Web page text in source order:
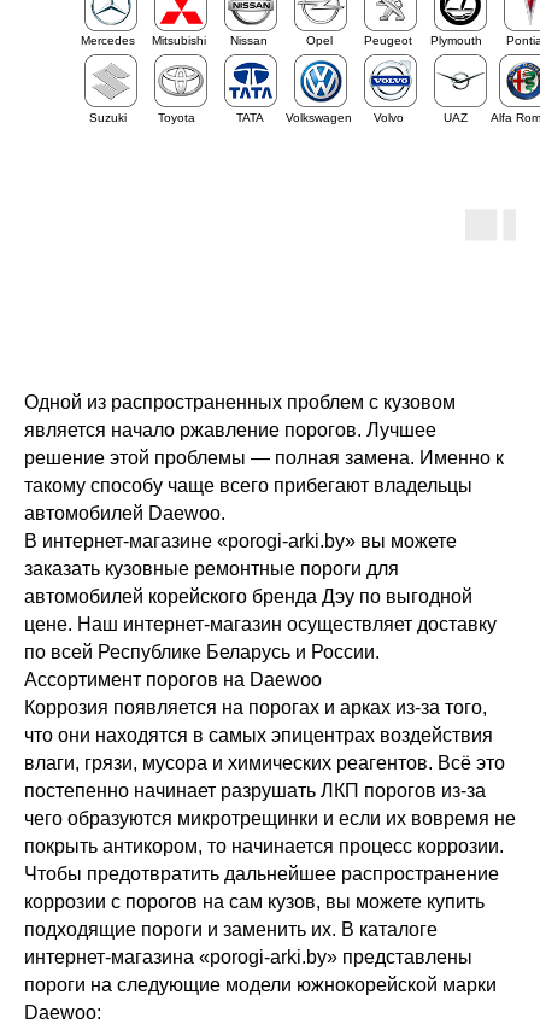
Mercedes Mitsubishi Nissan Opel Peugeot
Suzuki Toyota Volkswagen Volvo
Plymouth
TATA UAZ Alfa
Одной из распространенных проблем с кузовом
является начало ржавление порогов. Лучшее
решение этой проблемы — полная замена. Именно к
такому способу чаще всего прибегают владельцы
автомобилей Daewoo.
В интернет-магазине «porogi-arki.by» вы можете
заказать кузовные ремонтные пороги для
автомобилей корейского бренда Дэу по выгодной
цене. Наш интернет-магазин осуществляет доставку
по всей Республике Беларусь и России.
Ассортимент порогов на Daewoo
Коррозия появляется на порогах и арках из-за того,
что они находятся в самых эпицентрах воздействия
влаги, грязи, мусора и химических реагентов. Всё это
постепенно начинает разрушать ЛКП порогов из-за
чего образуются микротрещинки и если их вовремя не
покрыть антикором, то начинается процесс коррозии.
Чтобы предотвратить дальнейшее распространение
коррозии с порогов на сам кузов, вы можете купить
подходящие пороги и заменить их. В каталоге
интернет-магазина «porogi-arki.by» представлены
пороги на следующие модели южнокорейской марки
Daewoo: